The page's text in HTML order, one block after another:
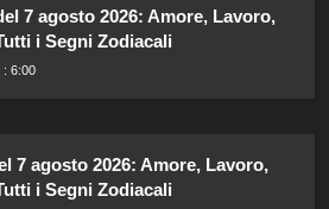
7 agosto 2026: Amore, Lavoro,
i Segni Zodiacali
: 6:00
7 agosto 2026: Amore, Lavoro,
i Segni Zodiacali